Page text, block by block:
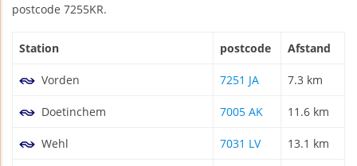
postcode 7255KR.
Station postcode Afstand
Vorden 7251 JA 7.3 km
Doetinchem 7005 AK 11.6 km
Wehl 7031 LV 13.1 km